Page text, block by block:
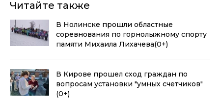
Читайте также
В Нолинске прошли областные
соревнования по горнолыжному спорту
памяти Михаила Лихачева(0+)
В Кирове прошел сход граждан по
вопросам установки "умных счетчиков"
(0+)